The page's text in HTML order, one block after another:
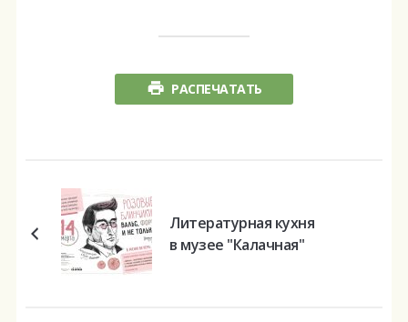
РАСПЕЧАТАТЬ
Литературная кухня
в музее "Калачная"